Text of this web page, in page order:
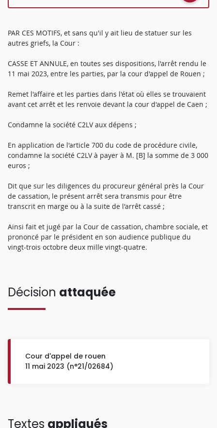
PAR CES MOTIFS, et sans qu'il y ait lieu de statuer sur les
autres griefs, la Cour :
CASSE ET ANNULE, en toutes ses dispositions, l'arrêt rendu le
11 mai 2023, entre les parties, par la cour d'appel de Rouen ;
Remet l'affaire et les parties dans l'état où elles se trouvaient
avant cet arrêt et les renvoie devant la cour d'appel de Caen ;
Condamne la société C2LV aux dépens ;
En application de l'article 700 du code de procédure civile,
condamne la société C2LV à payer à M. [B] la somme de 3 000
euros ;
Dit que sur les diligences du procureur général près la Cour
de cassation, le présent arrêt sera transmis pour être
transcrit en marge ou à la suite de l'arrêt cassé ;
Ainsi fait et jugé par la Cour de cassation, chambre sociale, et
prononcé par le président en son audience publique du
vingt-trois octobre deux mille vingt-quatre.
Décision attaquée
Cour d'appel de rouen
11 mai 2023 (n°21/02684)
Textes appliqués